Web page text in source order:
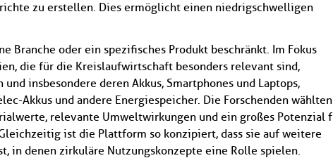
zu erstellen. Dies ermöglicht einen niedrigschwelligen
Branche oder ein spezifisches Produkt beschränkt. Im Fokus
die für die Kreislaufwirtschaft besonders relevant sind,
insbesondere deren Akkus, Smartphones und Laptops,
Akkus und andere Energiespeicher. Die Forschenden wählten
relevante Umweltwirkungen und ein großes Potenzial
ist die Plattform so konzipiert, dass sie auf weitere
in denen zirkuläre Nutzungskonzepte eine Rolle spielen.
E-Mail*
Bitte beachten Sie unsereDatenschutzhinweise, die Sie
umfassend über unsere Datenverarbeitung und Ihre
Datenschutzrechte informieren.*
* Pflichtfelder Abonnieren